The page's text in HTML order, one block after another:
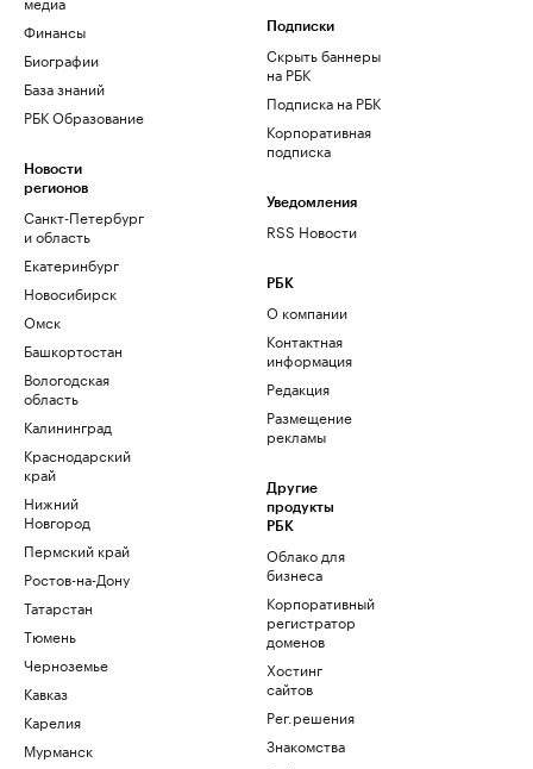
Финансы
Биографии
База знаний
РБК Образование
Новости
регионов
Санкт-Петербург
и область
Екатеринбург
Новосибирск
Омск
Башкортостан
Вологодская
область
Калининград
Краснодарский
край
Нижний
Новгород
Пермский край
Ростов-на-Дону
Татарстан
Тюмень
Черноземье
Кавказ
Карелия
Мурманск
Подписки
Скрыть баннеры
на РБК
Подписка на РБК
Корпоративная
подписка
Уведомления
RSS Новости
РБК
О компании
Контактная
информация
Редакция
Размещение
рекламы
Другие
продукты
РБК
Облако для
бизнеса
Корпоративный
регистратор
доменов
Хостинг
сайтов
Рег.решения
Знакомства